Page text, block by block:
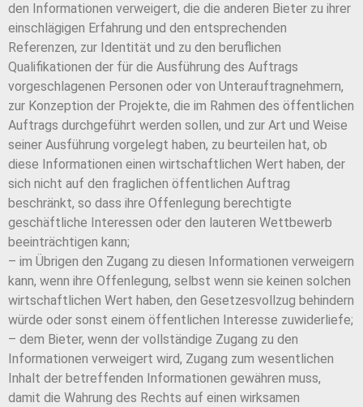
den Informationen verweigert, die die anderen Bieter zu ihrer
einschlägigen Erfahrung und den entsprechenden
Referenzen, zur Identität und zu den beruflichen
Qualifikationen der für die Ausführung des Auftrags
vorgeschlagenen Personen oder von Unterauftragnehmern,
zur Konzeption der Projekte, die im Rahmen des öffentlichen
Auftrags durchgeführt werden sollen, und zur Art und Weise
seiner Ausführung vorgelegt haben, zu beurteilen hat, ob
diese Informationen einen wirtschaftlichen Wert haben, der
sich nicht auf den fraglichen öffentlichen Auftrag
beschränkt, so dass ihre Offenlegung berechtigte
geschäftliche Interessen oder den lauteren Wettbewerb
beeinträchtigen kann;
– im Übrigen den Zugang zu diesen Informationen verweigern
kann, wenn ihre Offenlegung, selbst wenn sie keinen solchen
wirtschaftlichen Wert haben, den Gesetzesvollzug behindern
würde oder sonst einem öffentlichen Interesse zuwiderliefe;
– dem Bieter, wenn der vollständige Zugang zu den
Informationen verweigert wird, Zugang zum wesentlichen
Inhalt der betreffenden Informationen gewähren muss,
damit die Wahrung des Rechts auf einen wirksamen